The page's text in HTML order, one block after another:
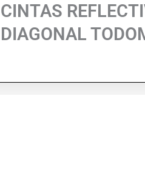
CINTAS
DIAGONAL